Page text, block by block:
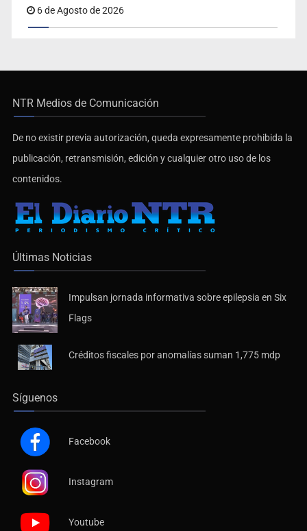
6 de Agosto de 2026
NTR Medios de Comunicación
De no existir previa autorización, queda expresamente prohibida la
publicación, retransmisión, edición y cualquier otro uso de los
contenidos.
Últimas Noticias
Impulsan jornada informativa sobre epilepsia en Six
Flags
Créditos fiscales por anomalías suman 1,775 mdp
Síguenos
Facebook
Instagram
Youtube